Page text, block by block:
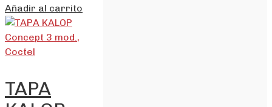
Añadir al carrito
TAPA